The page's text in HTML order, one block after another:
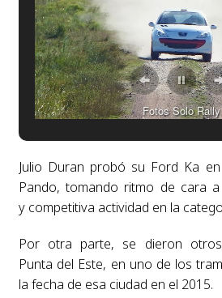
Fotos Solo Rally
Julio Duran probó su Ford Ka
Pando, tomando ritmo de cara
y competitiva actividad en la
Por otra parte, se dieron
Punta del Este, en uno de los
la fecha de esa ciudad en el 2015.